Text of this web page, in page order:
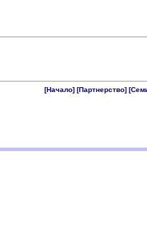
[Начало] [Партнерство]